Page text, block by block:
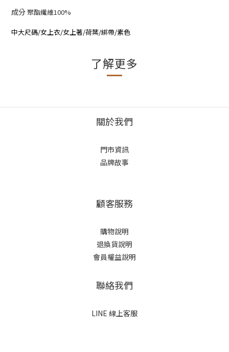
成分聚酯纖維100%
中大尺碼/女上衣/女上著/荷葉/綁帶/素色
了解更多
關於我們
門市資訊
品牌故事
顧客服務
購物說明
退換貨說明
會員權益說明
聯絡我們
LINE 線上客服